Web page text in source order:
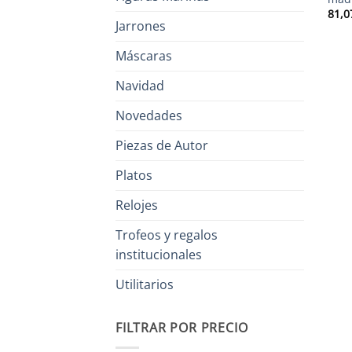
Jarrones
Máscaras
Navidad
Novedades
Piezas de Autor
Platos
Relojes
Trofeos y regalos
institucionales
Utilitarios
FILTRAR POR PRECIO